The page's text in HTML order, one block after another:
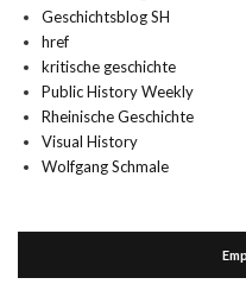
Geschichtsblog SH
href
kritische geschichte
Public History Weekly
Rheinische Geschichte
Visual History
Wolfgang Schmale